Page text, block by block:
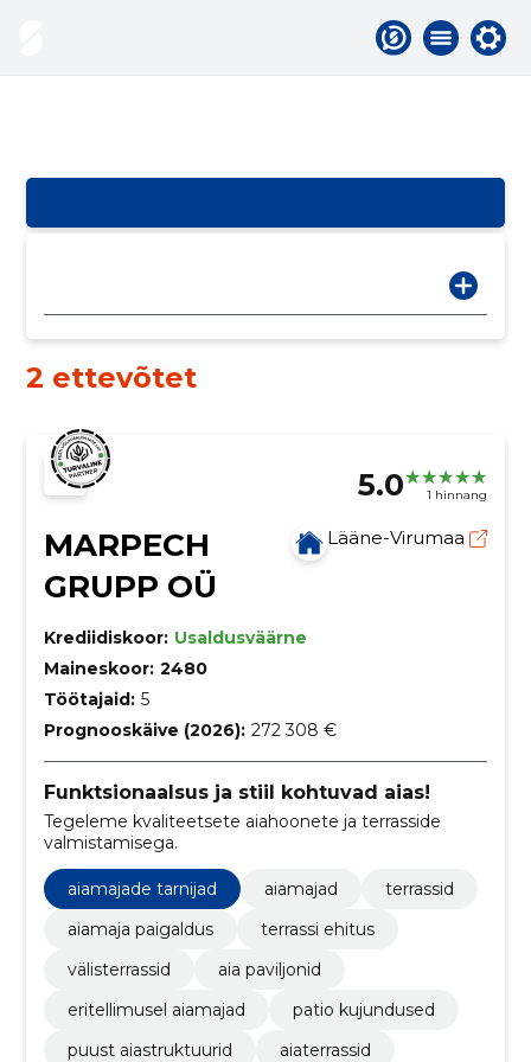
2 ettevõtet
5.0 1 hinnang
MARPECH
GRUPP OÜ
Lääne-Virumaa
Krediidiskoor: Usaldusväärne
Maineskoor: 2480
Töötajaid: 5
Prognooskäive (2026): 272 308 €
Funktsionaalsus ja stiil kohtuvad aias!
Tegeleme kvaliteetsete aiahoonete ja terrasside
valmistamisega.
aiamajade tarnijad aiamajad
terrassid
aiamaja paigaldus
terrassi ehitus
välisterrassid
aia paviljonid
eritellimusel aiamajad
patio kujundused
puust aiastruktuurid
aiaterrassid